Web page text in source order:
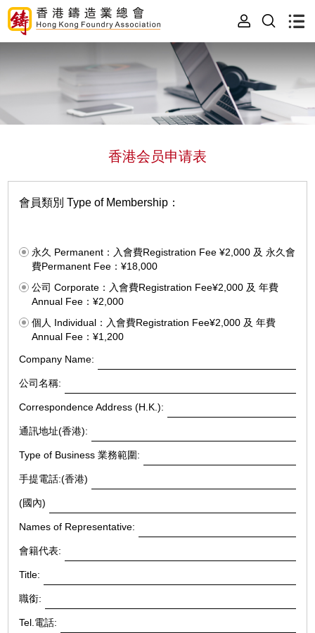
香港会员申请表
會員類別 Type of Membership：
永久 Permanent：入會費Registration Fee ¥2,000 及 永久會
費Permanent Fee：¥18,000
公司 Corporate：入會費Registration Fee¥2,000 及 年費
Annual Fee：¥2,000
個人 Individual：入會費Registration Fee¥2,000 及 年費
Annual Fee：¥1,200
Company Name:
公司名稱:
Correspondence Address (H.K.):
通訊地址(香港):
Type of Business 業務範圍:
手提電話:(香港)
(國內)
Names of Representative:
會籍代表:
Title:
職銜:
Tel.電話: